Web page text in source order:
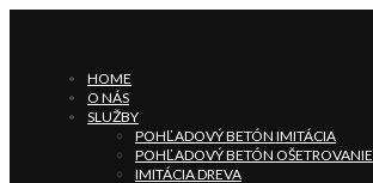
HOME
O NÁS
SLUŽBY
POHĽADOVÝ BETÓN IMITÁCIA
POHĽADOVÝ BETÓN OŠETROVANIE
IMITÁCIA DREVA